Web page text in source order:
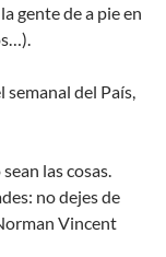
gente de a pie en
del País,
las cosas.
no dejes de
Vincent